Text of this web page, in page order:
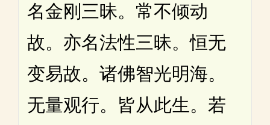
名金刚三昧。常不倾动
故。亦名法性三昧。恒无
变易故。诸佛智光明海。
无量观行。皆从此生。若